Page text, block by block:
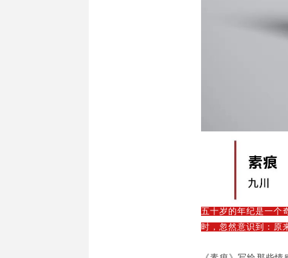
五十岁的年纪是一个
时，忽然意识到：原